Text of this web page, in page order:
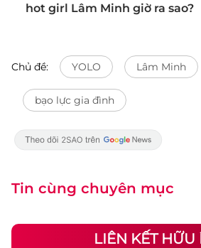
hot girl Lâm Minh giờ ra sao?
Chủ đề: YOLO Lâm Minh
bạo lực gia đình
Tin cùng chuyên mục
LIÊN KẾT HỮU